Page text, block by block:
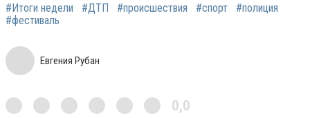
#Итоги недели #ДТП #происшествия #спорт
#полиция
#фестиваль
Евгения Рубан
0,0